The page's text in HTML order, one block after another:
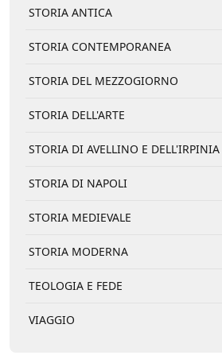
STORIA ANTICA
STORIA CONTEMPORANEA
STORIA DEL MEZZOGIORNO
STORIA DELL'ARTE
STORIA DI AVELLINO E DELL'IRPINIA
STORIA DI NAPOLI
STORIA MEDIEVALE
STORIA MODERNA
TEOLOGIA E FEDE
VIAGGIO